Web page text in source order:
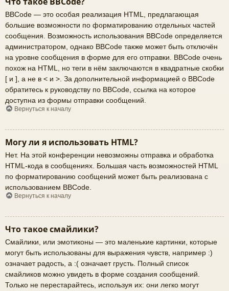
BBCode — это особая реализация HTML, предлагающая
большие возможности по форматированию отдельных частей
сообщения. Возможность использования BBCode определяется
администратором, однако BBCode также может быть отключён
на уровне сообщения в форме для его отправки. BBCode очень
похож на HTML, но теги в нём заключаются в квадратные скобки
[ и ], а не в < и >. За дополнительной информацией о BBCode
обратитесь к руководству по BBCode, ссылка на которое
доступна из формы отправки сообщений.
Вернуться к началу
Могу ли я использовать HTML?
Нет. На этой конференции невозможны отправка и обработка
HTML-кода в сообщениях. Большая часть возможностей HTML
по форматированию сообщений может быть реализована с
использованием BBCode.
Вернуться к началу
Что такое смайлики?
Смайлики, или эмотиконы — это маленькие картинки, которые
могут быть использованы для выражения чувств, например :)
означает радость, а :( означает грусть. Полный список
смайликов можно увидеть в форме создания сообщений.
Только не перестарайтесь, используя их: они легко могут